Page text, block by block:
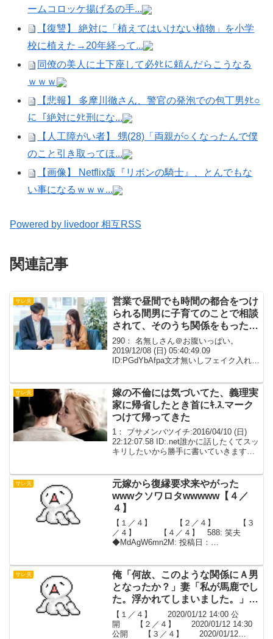
ームコロッケ揚げるの手...
【復讐】 絶対に「植えてはいけない植物」を小学
校に植えた→20年経って...
同僚の美人に土下座して必ﾀﾋに頼んだらこうなる
ｗｗｗ
【悲報】 多摩川徹さん、警官の発泡での包丁男ﾀﾋ○
に「絶対にﾀﾋ刑にな...
【人工障がい者】 甥(28)「両親が○くなったんで僕
のこと引き取ってほ...
【画像】 Netflix版『リボンの騎士』、とんでもな
い事になるｗｗｗ...
Powered by livedoor 相互RSS
関連記事
サレ夫
営業で昼間でも時間の都合をつけ
られる間男に子育てのことで相談
されて、そのうち関係をもったら
しい
290： 名無しさん＠お腹いっぱい。
2019/12/08 (日) 05:40:49.09
ID:PGdYbAfpa文才無いしフェイク入れる
凄いよ昨日元嫁から娘にクリス...
サレ夫
嫁の不倫には気づいてた、義理実
家に帰省したとき首にｷ.ｽ.マーク
つけて帰ってきた
1： ブサメンバツイチ:2016/04/10 (日)
22:12:07.58 ID:.net誰かに話したくてスッ
キリしたいから勝手に書いていきます長
いします俺は２０歳ま...
サレ夫
元嫁から復縁要求来やがった
wwwクソワロタwwwww【４／
４】
【１／４】 【２／４】 【３
／４】 【４／４】 588: 笑夫
◆MdAgW6mn2M: 投稿日：
たい591: 名無しさん...
サレ夫
俺「何故、このような関係にＡ男
となったか？」妻「私が馬鹿でし
た。浮かれてしまいました。」
【１／４】
【１／４】 2020/01/12 14:00 公
開 【２／４】 2020/01/12 14:30
公開 【３／４】 2020/01/12